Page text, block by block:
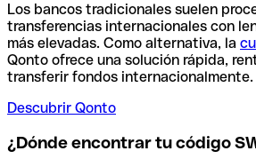
Los bancos tradicionales suelen
transferencias internacionales con
más elevadas. Como alternativa, la
Qonto ofrece una solución rápida,
transferir fondos internacionalmente.
Descubrir Qonto
¿Dónde encontrar tu código